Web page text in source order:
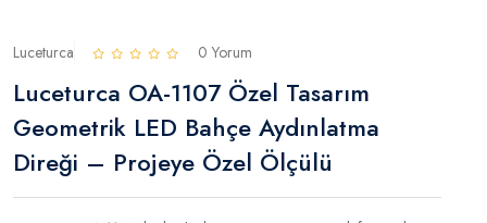
Luceturca 0 Yorum
Luceturca OA-1107 Özel Tasarım
Geometrik LED Bahçe Aydınlatma
Direği – Projeye Özel Ölçülü